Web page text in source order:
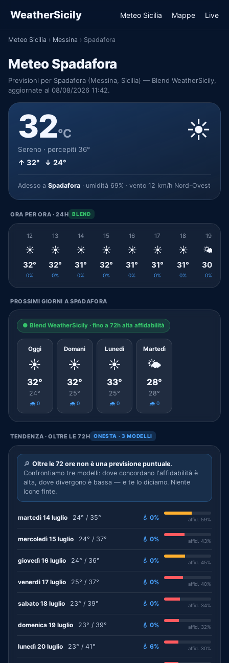
WeatherSicily Meteo Sicilia Mappe Live
Meteo Sicilia › Messina › Spadafora
Meteo Spadafora
Previsioni per Spadafora (Messina, Sicilia) — Blend WeatherSicily,
aggiornate al 08/08/2026 11:42.
32°C
Sereno · percepiti 36°
↑ 32° ↓ 24°
☀️
Adesso a Spadafora · umidità 69% · vento 12 km/h Nord-Ovest
ORA PER ORA · 24H BLEND
12
☀️
32°
0%
13
☀️
32°
0%
14
☀️
31°
0%
15
☀️
32°
0%
16
☀️
31°
0%
17
☀️
31°
0%
18
☀️
31°
0%
19
🌤️
30°
0%
PROSSIMI GIORNI A SPADAFORA
● Blend WeatherSicily · fino a 72h alta affidabilità
Oggi
☀️
32°
24°
🌧️ 0
Domani
☀️
32°
25°
🌧️ 0
Lunedì
☀️
33°
25°
🌧️ 0
Martedì
🌤️
28°
28°
🌧️ 0
TENDENZA · OLTRE LE 72H ONESTA · 3 MODELLI
🔎 Oltre le 72 ore non è una previsione puntuale.
Confrontiamo tre modelli: dove concordano l'affidabilità è
alta, dove divergono è bassa — e te lo diciamo. Niente
icone finte.
martedì 14 luglio 24° / 35° 💧 0% affid. 59%
mercoledì 15 luglio 24° / 37° 💧 0% affid. 43%
giovedì 16 luglio 24° / 36° 💧 0% affid. 45%
venerdì 17 luglio 25° / 37° 💧 0% affid. 40%
sabato 18 luglio 23° / 39° 💧 0% affid. 34%
domenica 19 luglio 23° / 39° 💧 0% affid. 32%
lunedì 20 luglio 23° / 41° 💧 6% affid. 30%